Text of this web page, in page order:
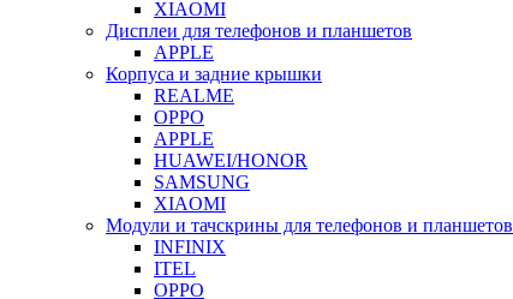
XIAOMI
Дисплеи для телефонов и планшетов
APPLE
Корпуса и задние крышки
REALME
OPPO
APPLE
HUAWEI/HONOR
SAMSUNG
XIAOMI
Модули и тачскрины для телефонов и планшетов
INFINIX
ITEL
OPPO